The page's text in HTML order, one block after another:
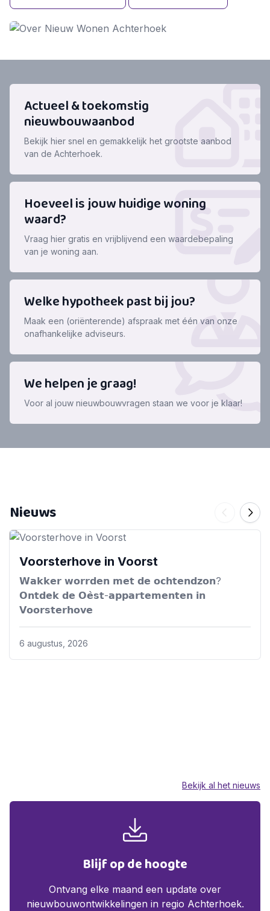
Actueel & toekomstig
nieuwbouwaanbod
Bekijk hier snel en gemakkelijk het grootste aanbod
van de Achterhoek.
Hoeveel is jouw huidige woning
waard?
Vraag hier gratis en vrijblijvend een waardebepaling
van je woning aan.
Welke hypotheek past bij jou?
Maak een (oriënterende) afspraak met één van onze
onafhankelijke adviseurs.
We helpen je graag!
Voor al jouw nieuwbouwvragen staan we voor je klaar!
Nieuws
Voorsterhove in Voorst
𝗪𝗮𝗸𝗸𝗲𝗿 𝘄𝗼𝗿𝗿𝗱𝗲𝗻 𝗺𝗲𝘁 𝗱𝗲 𝗼𝗰𝗵𝘁𝗲𝗻𝗱𝘇𝗼𝗻?
𝗢𝗻𝘁𝗱𝗲𝗸 𝗱𝗲 𝗢𝗲̀𝘀𝘁-𝗮𝗽𝗽𝗮𝗿𝘁𝗲𝗺𝗲𝗻𝘁𝗲𝗻 𝗶𝗻
𝗩𝗼𝗼𝗿𝘀𝘁𝗲𝗿𝗵𝗼𝘃𝗲
Lees dit bericht
6 augustus, 2026
Bekijk al het nieuws
Blijf op de hoogte
Ontvang elke maand een update over
nieuwbouwontwikkelingen in regio Achterhoek.